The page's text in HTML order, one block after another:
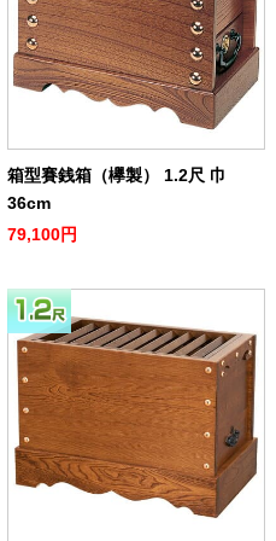
箱型賽銭箱（欅製） 1.2尺 巾
36cm
79,100円